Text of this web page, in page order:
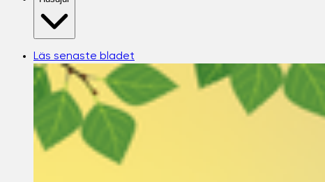
Läs senaste bladet